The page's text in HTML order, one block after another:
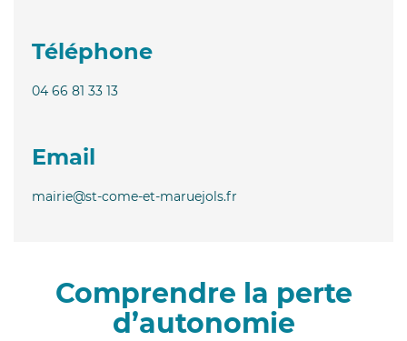
Téléphone
04 66 81 33 13
Email
mairie@st-come-et-maruejols.fr
Comprendre la perte
d’autonomie